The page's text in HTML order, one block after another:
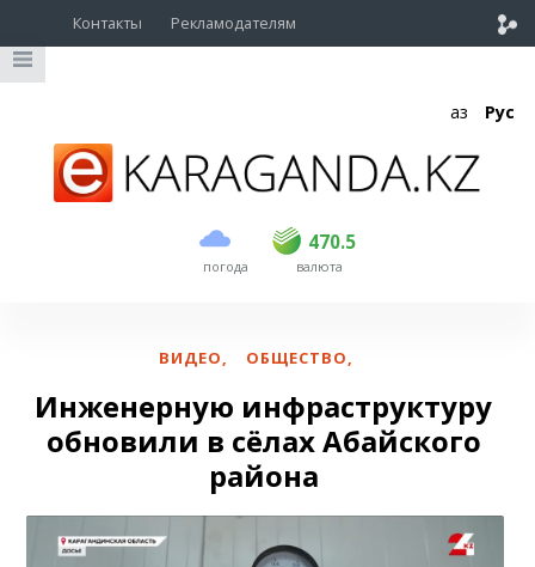
Контакты Рекламодателям
Қаз Рус
погода
470.5
USD 469.5 470.5
EUR валюта
ВИДЕО, ОБЩЕСТВО,
Инженерную инфраструктуру
обновили в сёлах Абайского
района